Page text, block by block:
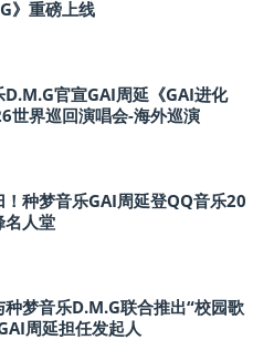
G》重磅上线
D.M.G官宣GAI周延《GAI进化
世界巡回演唱会-海外巡演
！种梦音乐GAI周延登QQ音乐20
名人堂
种梦音乐D.M.G联合推出“校园歌
周延担任发起人